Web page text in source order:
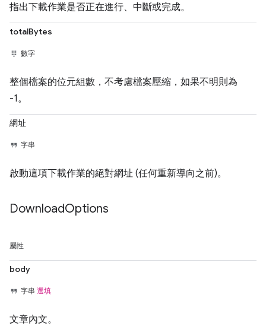
指出下載作業是否正在進行、中斷或完成。
totalBytes
數字
整個檔案的位元組數，不考慮檔案壓縮，如果不明則為
-1。
網址
字串
啟動這項下載作業的絕對網址 (任何重新導向之前)。
DownloadOptions
屬性
body
字串 選填
文章內文。